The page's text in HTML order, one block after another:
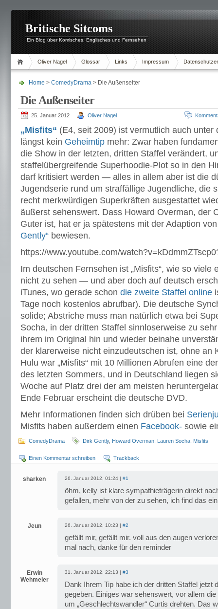
Britische Sitcoms
Ein Blog über Komisches, Englisches und Fernsehen
Oliver Nagel Glossar Links Impressum
Home > ComedyDrama > Die Außenseiter
Die Außenseiter
25. Januar 2012 Oliver Nagel
„Misfits“ (E4, seit 2009) ist vermutlich auch unter
längst kein Geheimtip mehr: Zwar haben
die Show in der letzten, dritten Staffel verändert,
staffelübergreifende Superhoodie-Plot so in den
darf kritisiert werden — alles in allem aber ist die
Jugendserie rund um straffällige Jugendliche, die
recht merkwürdigen Superkräften ausgestattet
äußerst sehenswert. Dass Howard Overman, der
Guter ist, hat er ja spätestens mit der Adaption
Gently“ bewiesen.
https://www.youtube.com/
Im deutschen Fernsehen ist „Misfits“, wie so viele
nicht zu sehen — und aber doch auf deutsch
iTunes, wo gerade schon die zweite Staffel online
Tage noch kostenlos abrufbar). Die deutsche
solide; Abstriche muss man natürlich etwa bei
Socha, in der dritten Staffel sinnloserweise zu
ihrem im Original hin und wieder beinahe
der klarerweise nicht einzudeutschen ist, ohne an
Hulu war „Misfits“ mit 10 Millionen Abrufen eine
des letzten Sommers, und in Deutschland liegen
Woche auf Platz drei der am meisten
Ende Februar erscheint die deutsche DVD.
Mehr Informationen finden sich drüben bei
Misfits haben außerdem einen Facebook- sowie
ComedyDrama Dirk Gently, Howard Overman Lauren Socha Misfits
Einen Kommentar schreiben Trackback
sharken 26. Januar 2012, 01:24 | #1
öhm, kelly ist klare sympathieträgerin direkt
gefallen, mehr von der zu sehen, ich find das
Jeun 26. Januar 2012, 10:23 | #2
gefällt mir, gefällt mir. voll aus den augen
mal nach, danke für den reminder
Erwin
Wehmeier
31. Januar 2012, 22:13 | #3
Dank Ihrem Tip habe ich der dritten Staffel jetzt
gegeben. Einiges war sehenswert, vor allem
um „Geschlechtswandler“ Curtis drehten. Das